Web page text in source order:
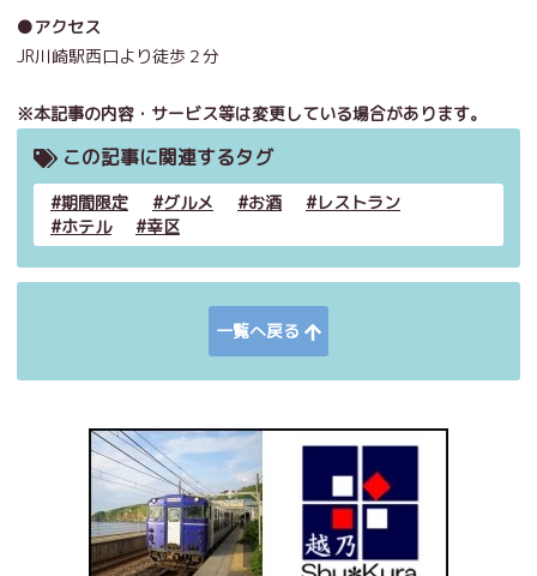
●アクセス
JR川崎駅西口より徒歩２分
※本記事の内容・サービス等は変更している場合があります。
この記事に関連するタグ
期間限定 グルメ お酒
レストラン
ホテル
幸区
一覧へ戻る